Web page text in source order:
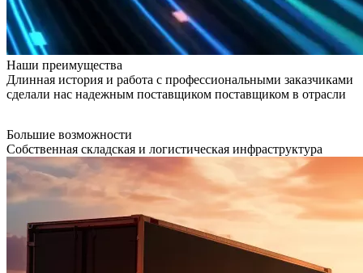
Наши преимущества
Длинная история и работа с профессиональными заказчиками
сделали нас надежным поставщиком поставщиком в отрасли
Большие возможности
Собственная складская и логистическая инфраструктура